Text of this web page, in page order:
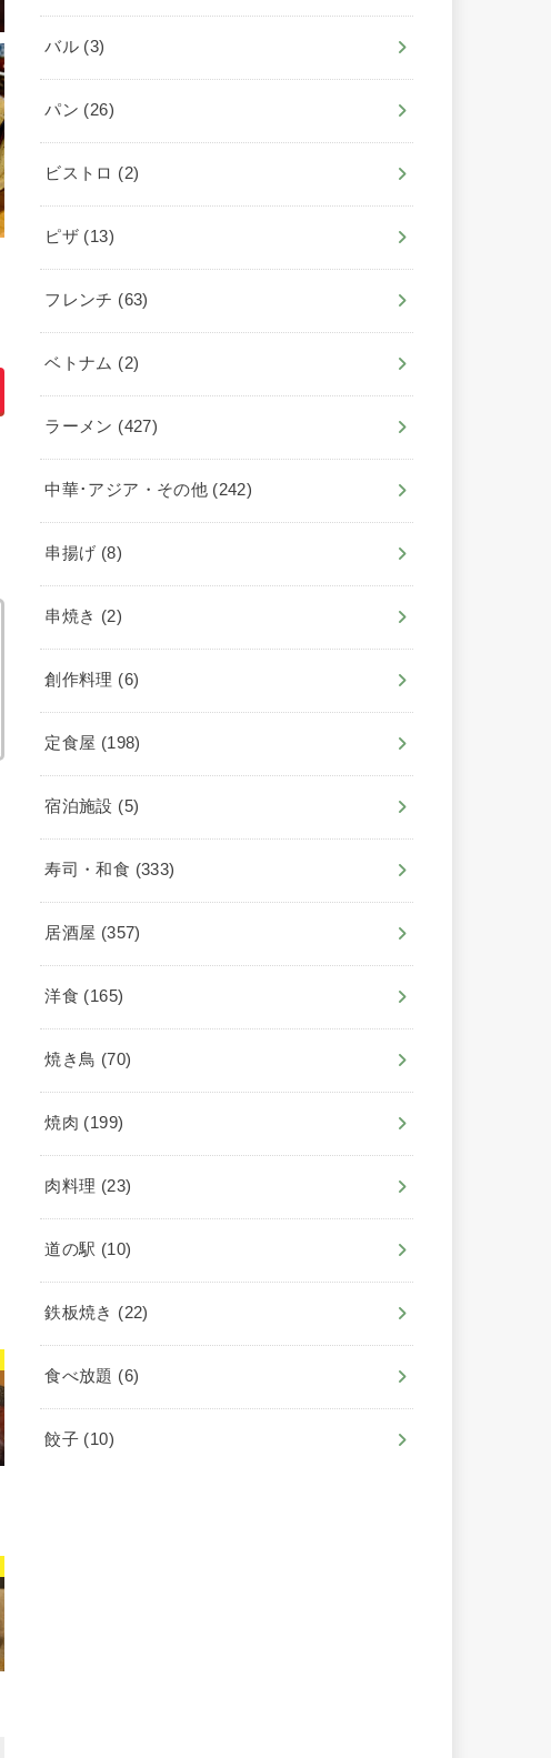
バル (3)
パン (26)
ビストロ (2)
ピザ (13)
フレンチ (63)
ベトナム (2)
ラーメン (427)
中華･アジア・その他 (242)
串揚げ (8)
串焼き (2)
創作料理 (6)
定食屋 (198)
宿泊施設 (5)
寿司・和食 (333)
居酒屋 (357)
洋食 (165)
焼き鳥 (70)
焼肉 (199)
肉料理 (23)
道の駅 (10)
鉄板焼き (22)
食べ放題 (6)
餃子 (10)